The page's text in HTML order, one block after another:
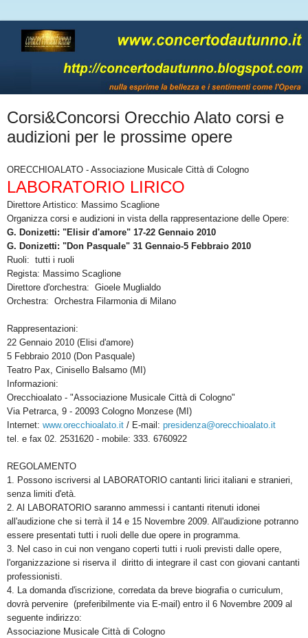
Corsi&Concorsi Orecchio Alato corsi e
audizioni per le prossime opere
ORECCHIOALATO - Associazione Musicale Città di Cologno
LABORATORIO LIRICO
Direttore Artistico: Massimo Scaglione
Organizza corsi e audizioni in vista della rappresentazione delle Opere:
G. Donizetti: "Elisir d'amore" 17-22 Gennaio 2010
G. Donizetti: "Don Pasquale" 31 Gennaio-5 Febbraio 2010
Ruoli: tutti i ruoli
Regista: Massimo Scaglione
Direttore d'orchestra: Gioele Muglialdo
Orchestra: Orchestra Filarmonia di Milano
Rappresentazioni:
22 Gennaio 2010 (Elisi d'amore)
5 Febbraio 2010 (Don Pasquale)
Teatro Pax, Cinisello Balsamo (MI)
Informazioni:
Orecchioalato - "Associazione Musicale Città di Cologno"
Via Petrarca, 9 - 20093 Cologno Monzese (MI)
Internet: www.orecchioalato.it / E-mail: presidenza@orecchioalato.it
tel. e fax 02. 2531620 - mobile: 333. 6760922
REGOLAMENTO
1. Possono iscriversi al LABORATORIO cantanti lirici italiani e stranieri,
senza limiti d'età.
2. Al LABORATORIO saranno ammessi i cantanti ritenuti idonei
all'audizione che si terrà il 14 e 15 Novembre 2009. All'audizione potranno
essere presentati tutti i ruoli delle due opere in programma.
3. Nel caso in cui non vengano coperti tutti i ruoli previsti dalle opere,
l'organizzazione si riserva il diritto di integrare il cast con giovani cantanti
professionisti.
4. La domanda d'iscrizione, corredata da breve biografia o curriculum,
dovrà pervenire (preferibilmente via E-mail) entro il 6 Novembre 2009 al
seguente indirizzo:
Associazione Musicale Città di Cologno